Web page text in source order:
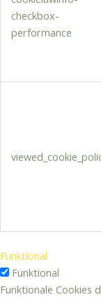
checkbox-
performance
Funktional
Funktional
Funktionale Cookies